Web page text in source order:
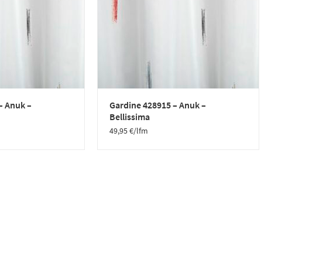
Anuk –
Gardine 428915 – Anuk –
Bellissima
49,95€/lfm